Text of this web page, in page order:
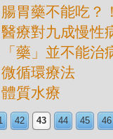
胃藥不能吃？
療對九成慢性
藥」並不能治
循環療法
質水療
42 43 44 45 46